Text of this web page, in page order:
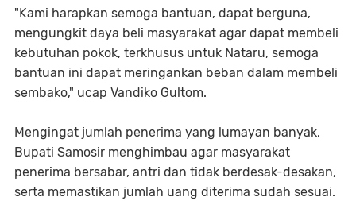
"Kami harapkan semoga bantuan, dapat berguna,
mengungkit daya beli masyarakat agar dapat membeli
kebutuhan pokok, terkhusus untuk Nataru, semoga
bantuan ini dapat meringankan beban dalam membeli
sembako," ucap Vandiko Gultom.
Mengingat jumlah penerima yang lumayan banyak,
Bupati Samosir menghimbau agar masyarakat
penerima bersabar, antri dan tidak berdesak-desakan,
serta memastikan jumlah uang diterima sudah sesuai.